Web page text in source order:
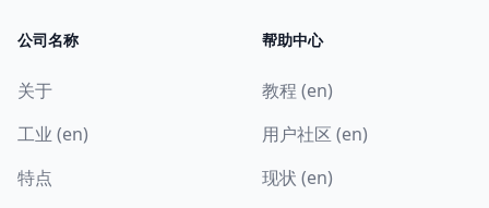
公司名称
关于
工业 (en)
特点
帮助中心
教程 (en)
用户社区 (en)
现状 (en)